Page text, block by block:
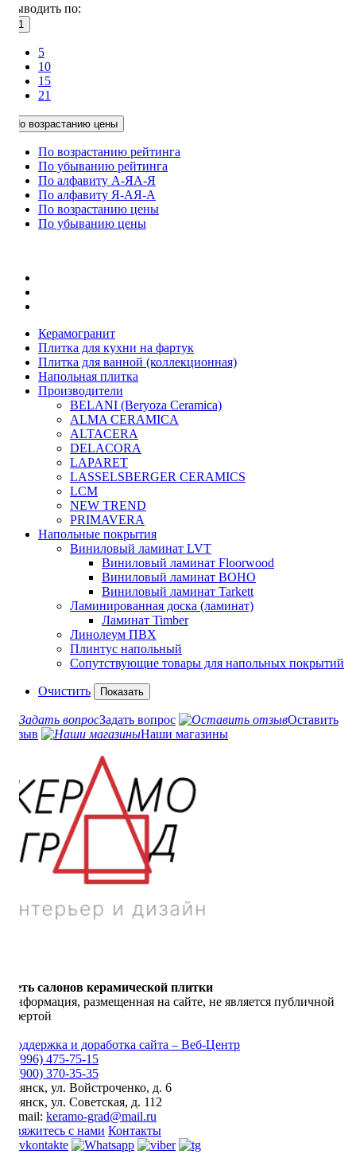
Выводить по:
21
5
10
15
21
По возрастанию цены
По возрастанию рейтинга
По убыванию рейтинга
По алфавиту А-ЯА-Я
По алфавиту Я-АЯ-А
По возрастанию цены
По убыванию цены
Керамогранит
Плитка для кухни на фартук
Плитка для ванной (коллекционная)
Напольная плитка
Производители
BELANI (Beryoza Ceramica)
ALMA CERAMICA
ALTACERA
DELACORA
LAPARET
LASSELSBERGER CERAMICS
LCM
NEW TREND
PRIMAVERA
Напольные покрытия
Виниловый ламинат LVT
Виниловый ламинат Floorwood
Виниловый ламинат BOHO
Виниловый ламинат Tarkett
Ламинированная доска (ламинат)
Ламинат Timber
Линолеум ПВХ
Плинтус напольный
Сопутствующие товары для напольных покрытий
Очистить
Задать вопрос
Оставить
отзыв
Наши магазины
Сеть салонов керамической плитки
Информация, размещенная на сайте, не является публичной
офертой
Поддержка и доработка сайта – Веб-Центр
8 (996) 475-75-15
8 (900) 370-35-35
Брянск, ул. Войстроченко, д. 6
Брянск, ул. Советская, д. 112
E-mail: keramo-grad@mail.ru
Свяжитесь с нами Контакты